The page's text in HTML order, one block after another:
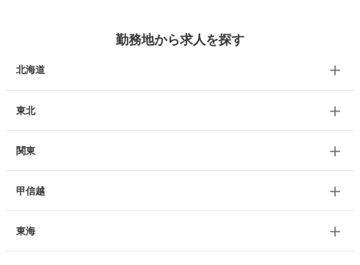
勤務地から求人を探す
北海道
東北
関東
甲信越
東海